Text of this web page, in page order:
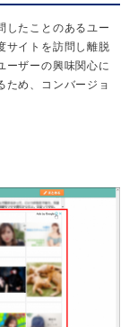
したことのあるユー
サイトを訪問し離脱
ーザーの興味関心に
ため、コンバージョ